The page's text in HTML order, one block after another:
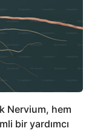
Nervium, hem
bir yardımcı